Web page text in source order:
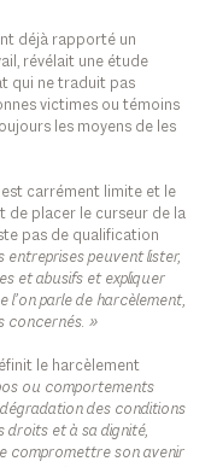
déjà rapporté un
révélait une étude
qui ne traduit pas
victimes ou témoins
les moyens de les
carrément limite et le
de placer le curseur de la
pas de qualification
entreprises peuvent lister,
et abusifs et expliquer
l’on parle de harcèlement,
concernés. »
le harcèlement
ou comportements
des conditions
droits et à sa dignité,
compromettre son avenir